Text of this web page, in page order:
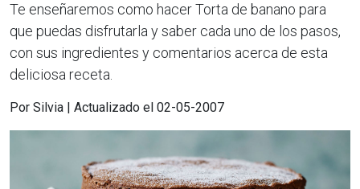
Te enseñaremos como hacer Torta de banano para
que puedas disfrutarla y saber cada uno de los pasos,
con sus ingredientes y comentarios acerca de esta
deliciosa receta.
Por Silvia | Actualizado el 02-05-2007